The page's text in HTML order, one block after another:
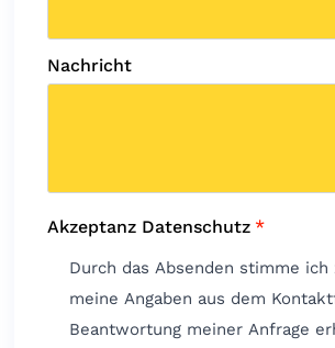
Nachricht
Akzeptanz Datenschutz *
Durch das Absenden stimme ich
meine Angaben aus dem
Beantwortung meiner Anfrage